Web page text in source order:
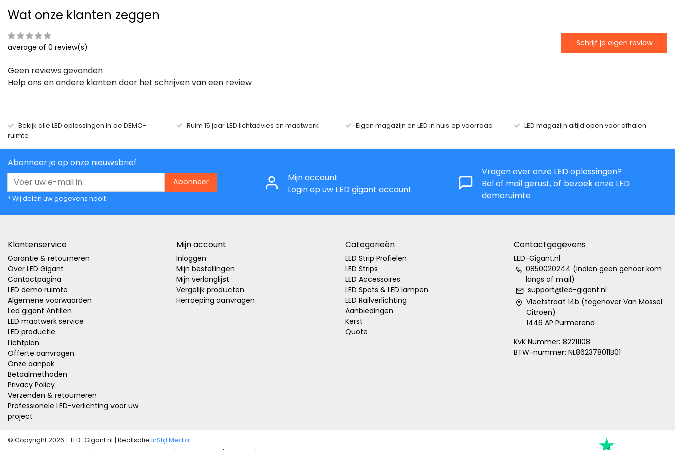
Wat onze klanten zeggen
average of 0 review(s) Schrijf je eigen review
Geen reviews gevonden
Help ons en andere klanten door het schrijven van een review
Bekijk alle LED oplossingen in de DEMO-
ruimte
Ruim 15 jaar LED lichtadvies en maatwerk Eigen magazijn en LED in huis op voorraad LED magazijn altijd open voor afhalen
Abonneer je op onze nieuwsbrief
Abonneer
* Wij delen uw gegevens nooit
Mijn account
Login op uw LED gigant account
Vragen over onze LED oplossingen?
Bel of mail gerust, of bezoek onze LED
demoruimte
Klantenservice
Garantie & retourneren
Over LED Gigant
Contactpagina
LED demo ruimte
Algemene voorwaarden
Led gigant Antillen
LED maatwerk service
LED productie
Lichtplan
Offerte aanvragen
Onze aanpak
Betaalmethoden
Privacy Policy
Verzenden & retourneren
Professionele LED-verlichting voor uw
project
Mijn account
Inloggen
Mijn bestellingen
Mijn verlanglijst
Vergelijk producten
Herroeping aanvragen
Categorieën
LED Strip Profielen
LED Strips
LED Accessoires
LED Spots & LED lampen
LED Railverlichting
Aanbiedingen
Kerst
Quote
Contactgegevens
LED-Gigant.nl
0850020244 (indien geen gehoor kom
langs of mail)
support@led-gigant.nl
Vleetstraat 14b (tegenover Van Mossel
Citroen)
1446 AP Purmerend
KvK Nummer: 82211108
BTW-nummer: NL862378011B01
© Copyright 2026 - LED-Gigant.nl | Realisatie InStijl Media